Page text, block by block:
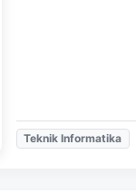
Teknik Informatika